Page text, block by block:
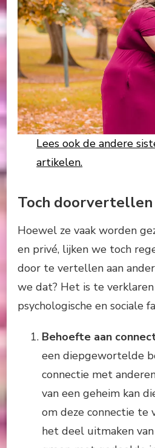
Lees ook de andere
artikelen.
Toch doorvertellen
Hoewel ze vaak worden
en privé, lijken we toch
door te vertellen aan
we dat? Het is te
psychologische en sociale
Behoefte aan
een diepgewortelde
connectie met
van een geheim kan
om deze connectie te
het deel uitmaken